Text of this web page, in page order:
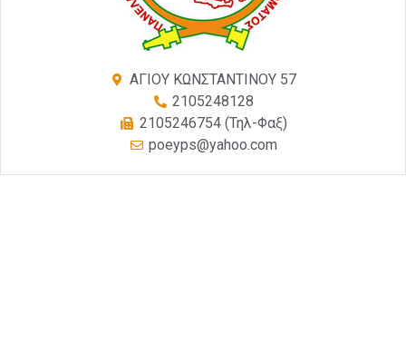
ΑΓΙΟΥ ΚΩΝΣΤΑΝΤΙΝΟΥ 57
2105248128
2105246754 (Τηλ-Φαξ)
poeyps@yahoo.com